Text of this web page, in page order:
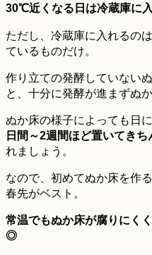
30℃近くなる日は冷蔵庫に
ただし、冷蔵庫に入れるの
ているものだけ。
作り立ての発酵していない
と、十分に発酵が進まずぬ
ぬか床の様子によっても日
日間～2週間ほど置いてき
れましょう。
なので、初めてぬか床を作
春先がベスト。
常温でもぬか床が腐りにく
◎